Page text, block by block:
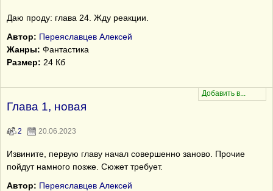
Даю проду: глава 24. Жду реакции.
Автор: Переяславцев Алексей
Жанры: Фантастика
Размер: 24 Кб
Глава 1, новая
2 20.06.2023
Извините, первую главу начал совершенно заново. Прочие
пойдут намного позже. Сюжет требует.
Автор: Переяславцев Алексей